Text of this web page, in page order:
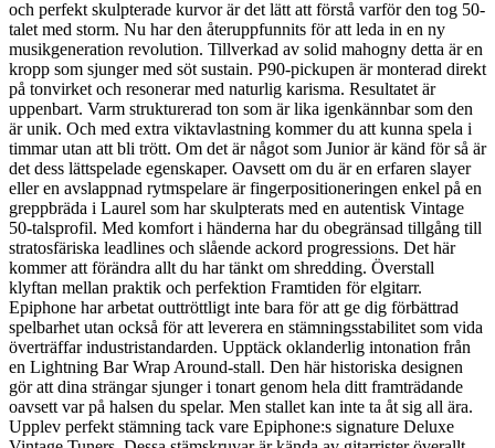
och perfekt skulpterade kurvor är det lätt att förstå varför den tog 50-
talet med storm. Nu har den återuppfunnits för att leda in en ny
musikgeneration revolution. Tillverkad av solid mahogny detta är en
kropp som sjunger med söt sustain. P90-pickupen är monterad direkt
på tonvirket och resonerar med naturlig karisma. Resultatet är
uppenbart. Varm strukturerad ton som är lika igenkännbar som den
är unik. Och med extra viktavlastning kommer du att kunna spela i
timmar utan att bli trött. Om det är något som Junior är känd för så är
det dess lättspelade egenskaper. Oavsett om du är en erfaren slayer
eller en avslappnad rytmspelare är fingerpositioneringen enkel på en
greppbräda i Laurel som har skulpterats med en autentisk Vintage
50-talsprofil. Med komfort i händerna har du obegränsad tillgång till
stratosfäriska leadlines och slående ackord progressions. Det här
kommer att förändra allt du har tänkt om shredding. Överstall
klyftan mellan praktik och perfektion Framtiden för elgitarr.
Epiphone har arbetat outtröttligt inte bara för att ge dig förbättrad
spelbarhet utan också för att leverera en stämningsstabilitet som vida
överträffar industristandarden. Upptäck oklanderlig intonation från
en Lightning Bar Wrap Around-stall. Den här historiska designen
gör att dina strängar sjunger i tonart genom hela ditt framträdande
oavsett var på halsen du spelar. Men stallet kan inte ta åt sig all ära.
Upplev perfekt stämning tack vare Epiphone:s signature Deluxe